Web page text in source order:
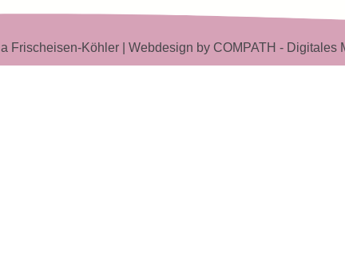
Frischeisen-Köhler | Webdesign by COMPATH - Digitales